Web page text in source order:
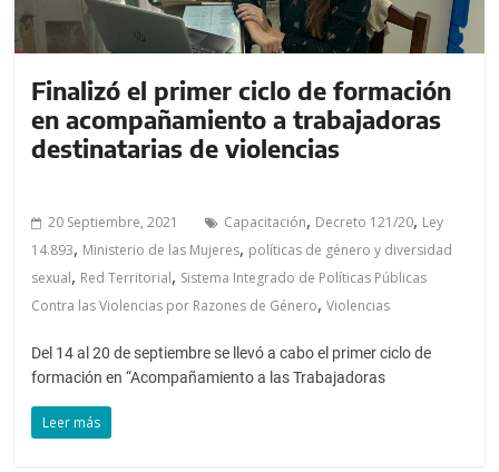
Finalizó el primer ciclo de formación
en acompañamiento a trabajadoras
destinatarias de violencias
20 Septiembre, 2021 Capacitación, Decreto 121/20, Ley
14.893, Ministerio de las Mujeres, políticas de género y diversidad
sexual, Red Territorial, Sistema Integrado de Políticas Públicas
Contra las Violencias por Razones de Género,Violencias
Del 14 al 20 de septiembre se llevó a cabo el primer ciclo de
formación en “Acompañamiento a las Trabajadoras
Leer más